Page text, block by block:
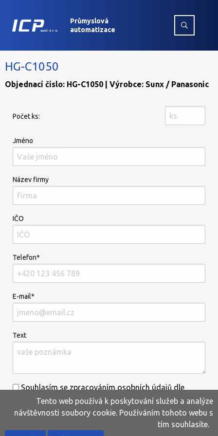
Průmyslová
automatizace
HG-C1050
Objednací číslo: HG-C1050 | Výrobce: Sunx / Panasonic
Počet ks:
Jméno
Název firmy
IČO
Telefon*
E-mail*
Text
Souhlasím se zpracováním osobních údajů dle
informací uvedenýchzde.*
Tento web používá k poskytování služeb a analýze
návštěvnosti soubory cookie. Používáním tohoto webu s
tím souhlasíte.